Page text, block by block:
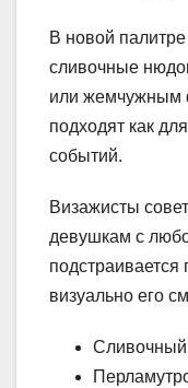
В новой
сливочные
или жемчужным
подходят как
событий.
Визажисты
девушкам с
визуально его
Сливочный